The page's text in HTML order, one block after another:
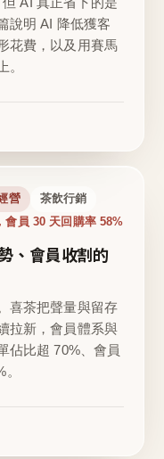
說明 AI 降低獲客
花費，以及用賽馬
。
營 茶飲行銷
會員 30 天回購率 58%
、會員收割的
喜茶把聲量與留存
拉新，會員體系與
佔比超 70%、會員